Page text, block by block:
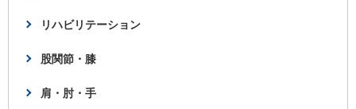
リハビリテーション
股関節・膝
肩・肘・手